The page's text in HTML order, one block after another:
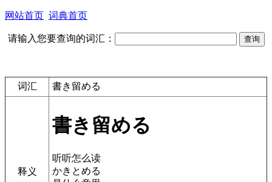
网站首页 词典首页
请输入您要查询的词汇：
词汇 書き留める
释义
書き留める
听听怎么读
かきとめる